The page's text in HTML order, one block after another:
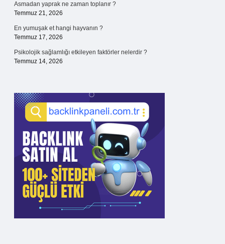
Asmadan yaprak ne zaman toplanır ?
Temmuz 21, 2026
En yumuşak et hangi hayvanın ?
Temmuz 17, 2026
Psikolojik sağlamlığı etkileyen faktörler nelerdir ?
Temmuz 14, 2026